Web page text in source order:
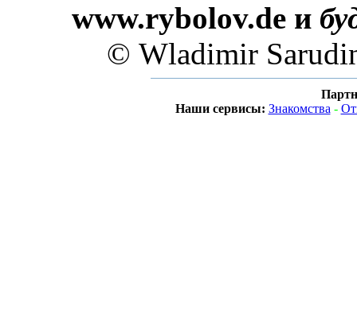
www.rybolov.de и
© Wladimir
Наши сервисы: Знакомства -